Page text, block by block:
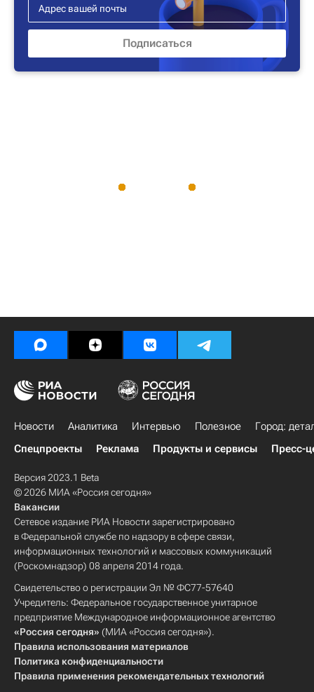
Новости Аналитика Интервью Полезное
Город:
Спецпроекты
Реклама Продукты и сервисы Пресс-
Версия 2023.1 Beta
© 2026 МИА «Россия сегодня»
Вакансии
Сетевое издание РИА Новости зарегистрировано
в Федеральной службе по надзору в сфере связи,
информационных технологий и массовых коммуникаций
(Роскомнадзор) 08 апреля 2014 года.
Свидетельство о регистрации Эл № ФС77-57640
Учредитель: Федеральное государственное унитарное
предприятие Международное информационное агентство
«Россия сегодня» (МИА «Россия сегодня»).
Правила использования материалов
Политика конфиденциальности
Правила применения рекомендательных технологий